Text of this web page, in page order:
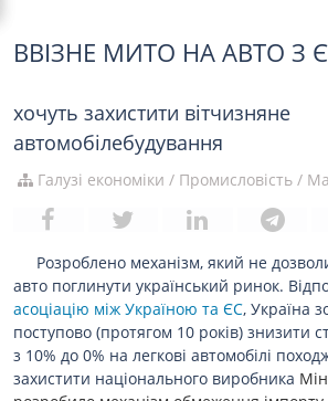
ВВІЗНЕ МИТО НА АВТО З
хочуть захистити вітчизняне
автомобілебудування
Галузі економіки / Промисловість /
Розроблено механізм, який не
авто поглинути український ринок.
асоціацію між Україною та ЄС, Україна
поступово (протягом 10 років) знизити
з 10% до 0% на легкові автомобілі
захистити національного виробника